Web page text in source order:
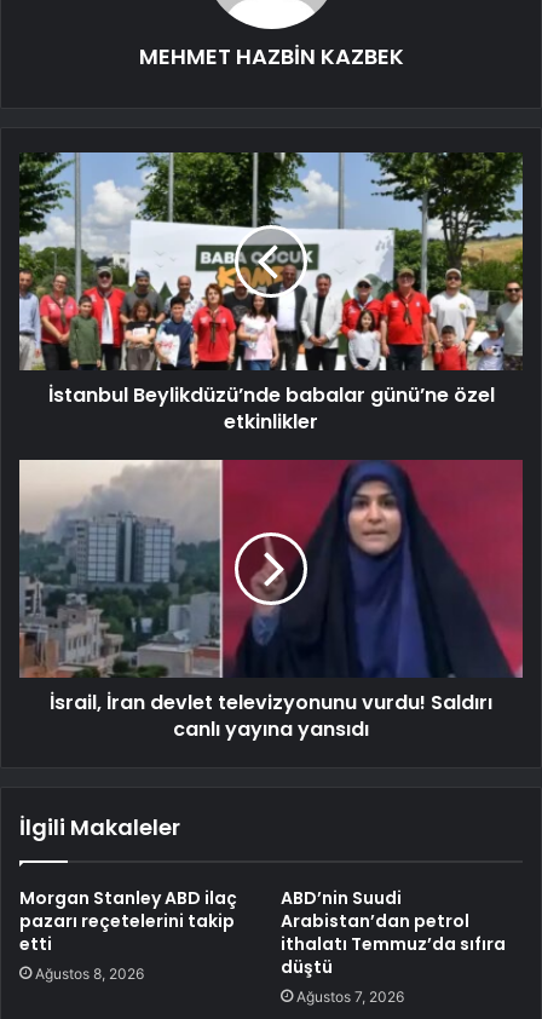
MEHMET HAZBİN KAZBEK
İstanbul Beylikdüzü’nde babalar günü’ne özel
etkinlikler
İsrail, İran devlet televizyonunu vurdu! Saldırı
canlı yayına yansıdı
İlgili Makaleler
Morgan Stanley ABD ilaç
pazarı reçetelerini takip
etti
Ağustos 8, 2026
ABD’nin Suudi
Arabistan’dan petrol
ithalatı Temmuz’da sıfıra
düştü
Ağustos 7, 2026